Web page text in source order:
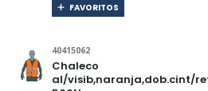
FAVORITOS
40415062
Chaleco
al/visib,naranja,dob.cint/